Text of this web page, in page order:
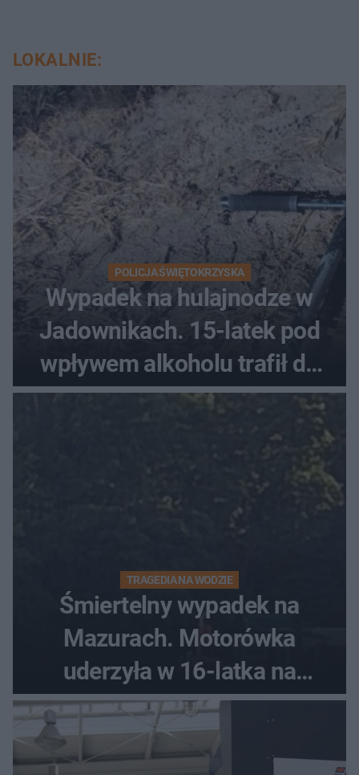
LOKALNIE:
POLICJA ŚWIĘTOKRZYSKA
Wypadek na hulajnodze w
Jadownikach. 15-latek pod
wpływem alkoholu trafił do
szpitala
TRAGEDIA NA WODZIE
Śmiertelny wypadek na
Mazurach. Motorówka
uderzyła w 16-latka na
skuterze